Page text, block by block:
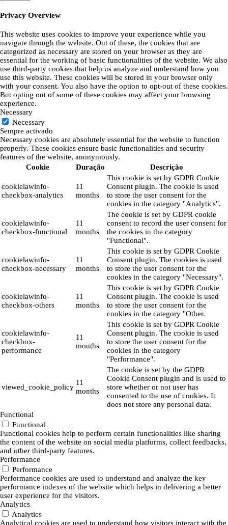
Privacy Overview
This website uses cookies to improve your experience while you
navigate through the website. Out of these, the cookies that are
categorized as necessary are stored on your browser as they are
essential for the working of basic functionalities of the website. We also
use third-party cookies that help us analyze and understand how you
use this website. These cookies will be stored in your browser only
with your consent. You also have the option to opt-out of these cookies.
But opting out of some of these cookies may affect your browsing
experience.
Necessary
Necessary
Sempre activado
Necessary cookies are absolutely essential for the website to function
properly. These cookies ensure basic functionalities and security
features of the website, anonymously.
Cookie
Duração Descrição
cookielawinfo-
checkbox-analytics
11
months
This cookie is set by GDPR Cookie
Consent plugin. The cookie is used
to store the user consent for the
cookies in the category "Analytics".
cookielawinfo-
checkbox-functional
11
months
The cookie is set by GDPR cookie
consent to record the user consent for
the cookies in the category
"Functional".
cookielawinfo-
checkbox-necessary
11
months
This cookie is set by GDPR Cookie
Consent plugin. The cookies is used
to store the user consent for the
cookies in the category "Necessary".
cookielawinfo-
checkbox-others
11
months
This cookie is set by GDPR Cookie
Consent plugin. The cookie is used
to store the user consent for the
cookies in the category "Other.
cookielawinfo-
checkbox-
performance
11
months
This cookie is set by GDPR Cookie
Consent plugin. The cookie is used
to store the user consent for the
cookies in the category
"Performance".
viewed_cookie_policy
11
months
The cookie is set by the GDPR
Cookie Consent plugin and is used to
store whether or not user has
consented to the use of cookies. It
does not store any personal data.
Functional
Functional
Functional cookies help to perform certain functionalities like sharing
the content of the website on social media platforms, collect feedbacks,
and other third-party features.
Performance
Performance
Performance cookies are used to understand and analyze the key
performance indexes of the website which helps in delivering a better
user experience for the visitors.
Analytics
Analytics
Analytical cookies are used to understand how visitors interact with the